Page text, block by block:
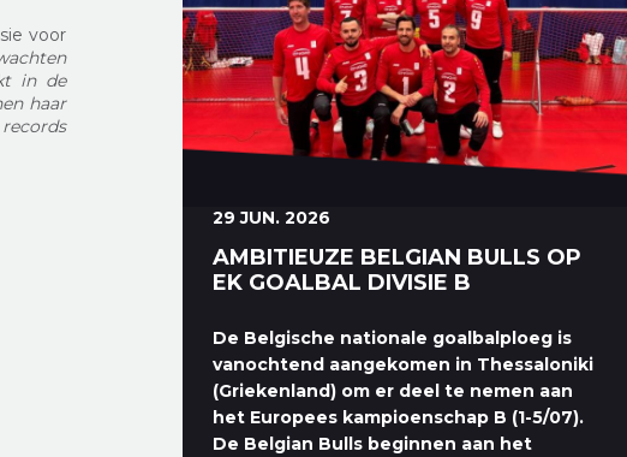
voor
in de
haar
29 JUN. 2026
AMBITIEUZE BELGIAN BULLS OP
EK GOALBAL DIVISIE B
De Belgische nationale goalbalploeg is
vanochtend aangekomen in Thessaloniki
(Griekenland) om er deel te nemen aan
het Europees kampioenschap B (1-5/07).
De Belgian Bulls beginnen aan het